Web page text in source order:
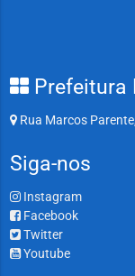
Prefeitura
Rua Marcos
Siga-nos
Instagram
Facebook
Twitter
Youtube